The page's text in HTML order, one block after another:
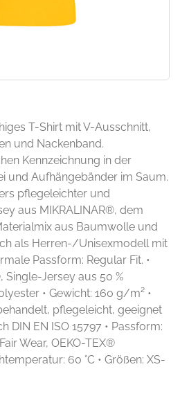
T-Shirt mit V-Ausschnitt,
und Nackenband.
Kennzeichnung in der
und Aufhängebänder im Saum.
pflegeleichter und
aus MIKRALINAR®, dem
aus Baumwolle und
als Herren-/Unisexmodell mit
Passform: Regular Fit. •
Single-Jersey aus 50 %
• Gewicht: 160 g/m² •
pflegeleicht, geeignet
DIN EN ISO 15797 • Passform:
Wear, OEKO-TEX®
60 °C • Größen: XS-